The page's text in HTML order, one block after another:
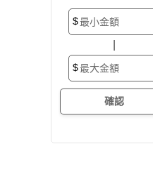
居家收納
搬家/裝潢後清潔
大掃除
辦公室清潔
$
$